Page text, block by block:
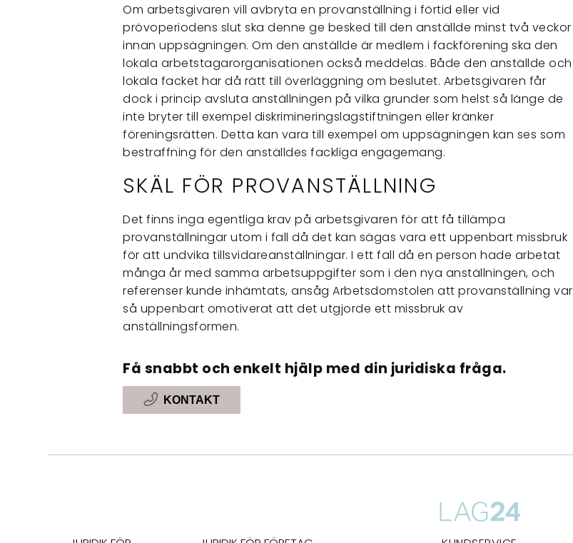
Om arbetsgivaren vill avbryta en provanställning i förtid eller vid
prövoperiodens slut ska denne ge besked till den anställde minst två veckor
innan uppsägningen. Om den anställde är medlem i fackförening ska den
lokala arbetstagarorganisationen också meddelas. Både den anställde och
lokala facket har då rätt till överläggning om beslutet. Arbetsgivaren får
dock i princip avsluta anställningen på vilka grunder som helst så länge de
inte bryter till exempel diskrimineringslagstiftningen eller kränker
föreningsrätten. Detta kan vara till exempel om uppsägningen kan ses som
bestraffning för den anställdes fackliga engagemang.
SKÄL FÖR PROVANSTÄLLNING
Det finns inga egentliga krav på arbetsgivaren för att få tillämpa
provanställningar utom i fall då det kan sägas vara ett uppenbart missbruk
för att undvika tillsvidareanställningar. I ett fall då en person hade arbetat
många år med samma arbetsuppgifter som i den nya anställningen, och
referenser kunde inhämtats, ansåg Arbetsdomstolen att provanställning var
så uppenbart omotiverat att det utgjorde ett missbruk av
anställningsformen.
Få snabbt och enkelt hjälp med din juridiska fråga.
KONTAKT